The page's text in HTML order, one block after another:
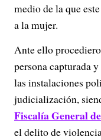
medio de la que
a la mujer.
Ante ello
persona capturada
las instalaciones
judicialización,
Fiscalía General
el delito de